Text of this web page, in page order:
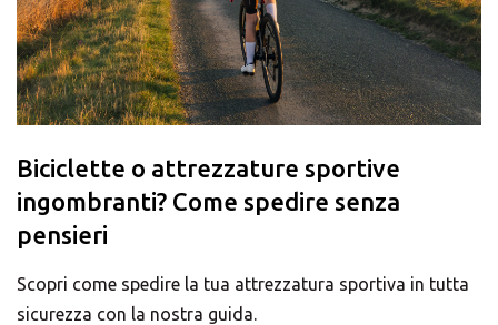
Biciclette o attrezzature sportive
ingombranti? Come spedire senza
pensieri
Scopri come spedire la tua attrezzatura sportiva in tutta
sicurezza con la nostra guida.
×
Soluzioni MBE